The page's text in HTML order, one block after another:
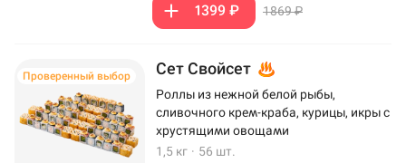
1399 ₽ 1869 ₽
Проверенный выбор Сет Свойсет
Роллы из нежной белой рыбы,
сливочного крем-краба, курицы, икры с
хрустящими овощами
1,5 кг · 56 шт.